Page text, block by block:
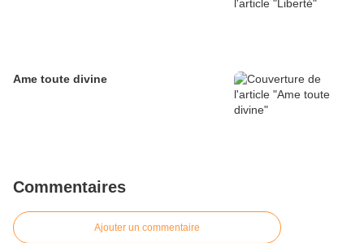
Ame toute divine
Commentaires
Ajouter un commentaire